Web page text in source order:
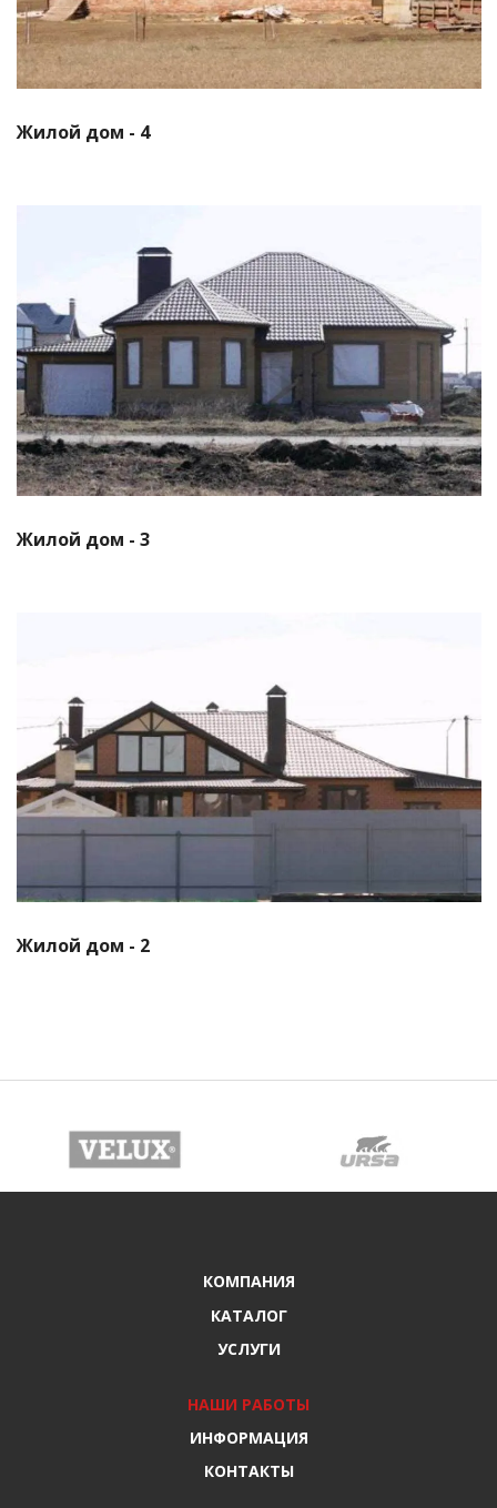
Жилой дом - 4
Смотреть проект
Жилой дом - 3
Смотреть проект
Жилой дом - 2
КОМПАНИЯ
КАТАЛОГ
УСЛУГИ
НАШИ РАБОТЫ
ИНФОРМАЦИЯ
КОНТАКТЫ